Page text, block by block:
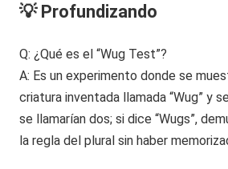
💡 Profundizando
Q: ¿Qué es el “Wug Test”?
A: Es un experimento donde se
criatura inventada llamada “Wug” y
se llamarían dos; si dice “Wugs”,
la regla del plural sin haber